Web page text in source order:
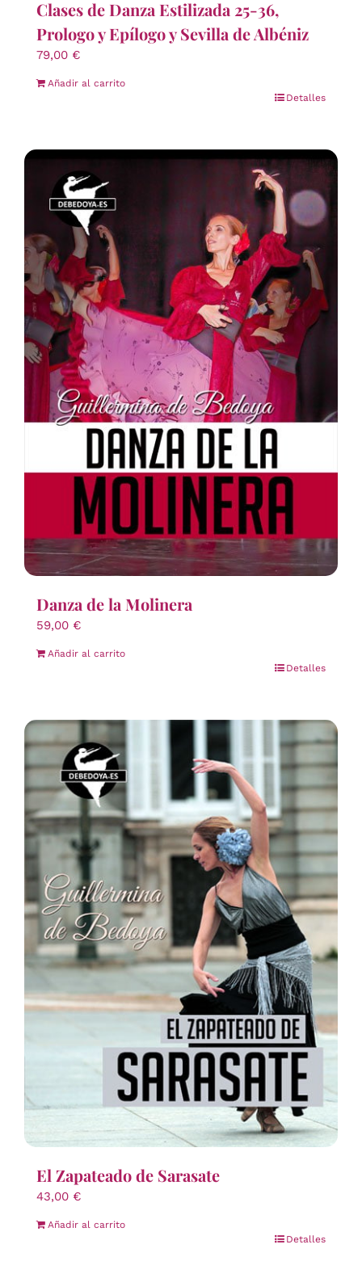
Clases de Danza Estilizada 25-36,
Prologo y Epílogo y Sevilla de Albéniz
79,00 €
Añadir al carrito
Detalles
Danza de la Molinera
59,00 €
Añadir al carrito
Detalles
El Zapateado de Sarasate
43,00 €
Añadir al carrito
Detalles